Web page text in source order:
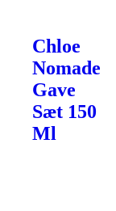
Chloe
Nomade
Gave
Sæt 150
Ml